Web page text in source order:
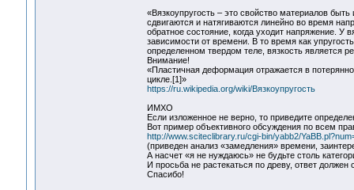
«Вязкоупругость – это свойство материалов
сдвигаются и натягиваются линейно во время
обратное состояние, когда уходит напряжение. У
зависимости от времени. В то время как
определенном твердом теле, вязкость является
Внимание!
«Пластичная деформация отражается в
цикле.[1]»
https://ru.wikipedia.org/wiki/Вязкоупругость
ИМХО
Если изложенное не верно, то приведите
Вот пример объективного обсуждения по всем
http://www.sciteclibrary.ru/cgi-bin/yabb2/
(приведен анализ «замедления» времени,
А насчет «я не нуждаюсь» не будьте столь
И просьба не растекаться по древу, ответ
Спасибо!